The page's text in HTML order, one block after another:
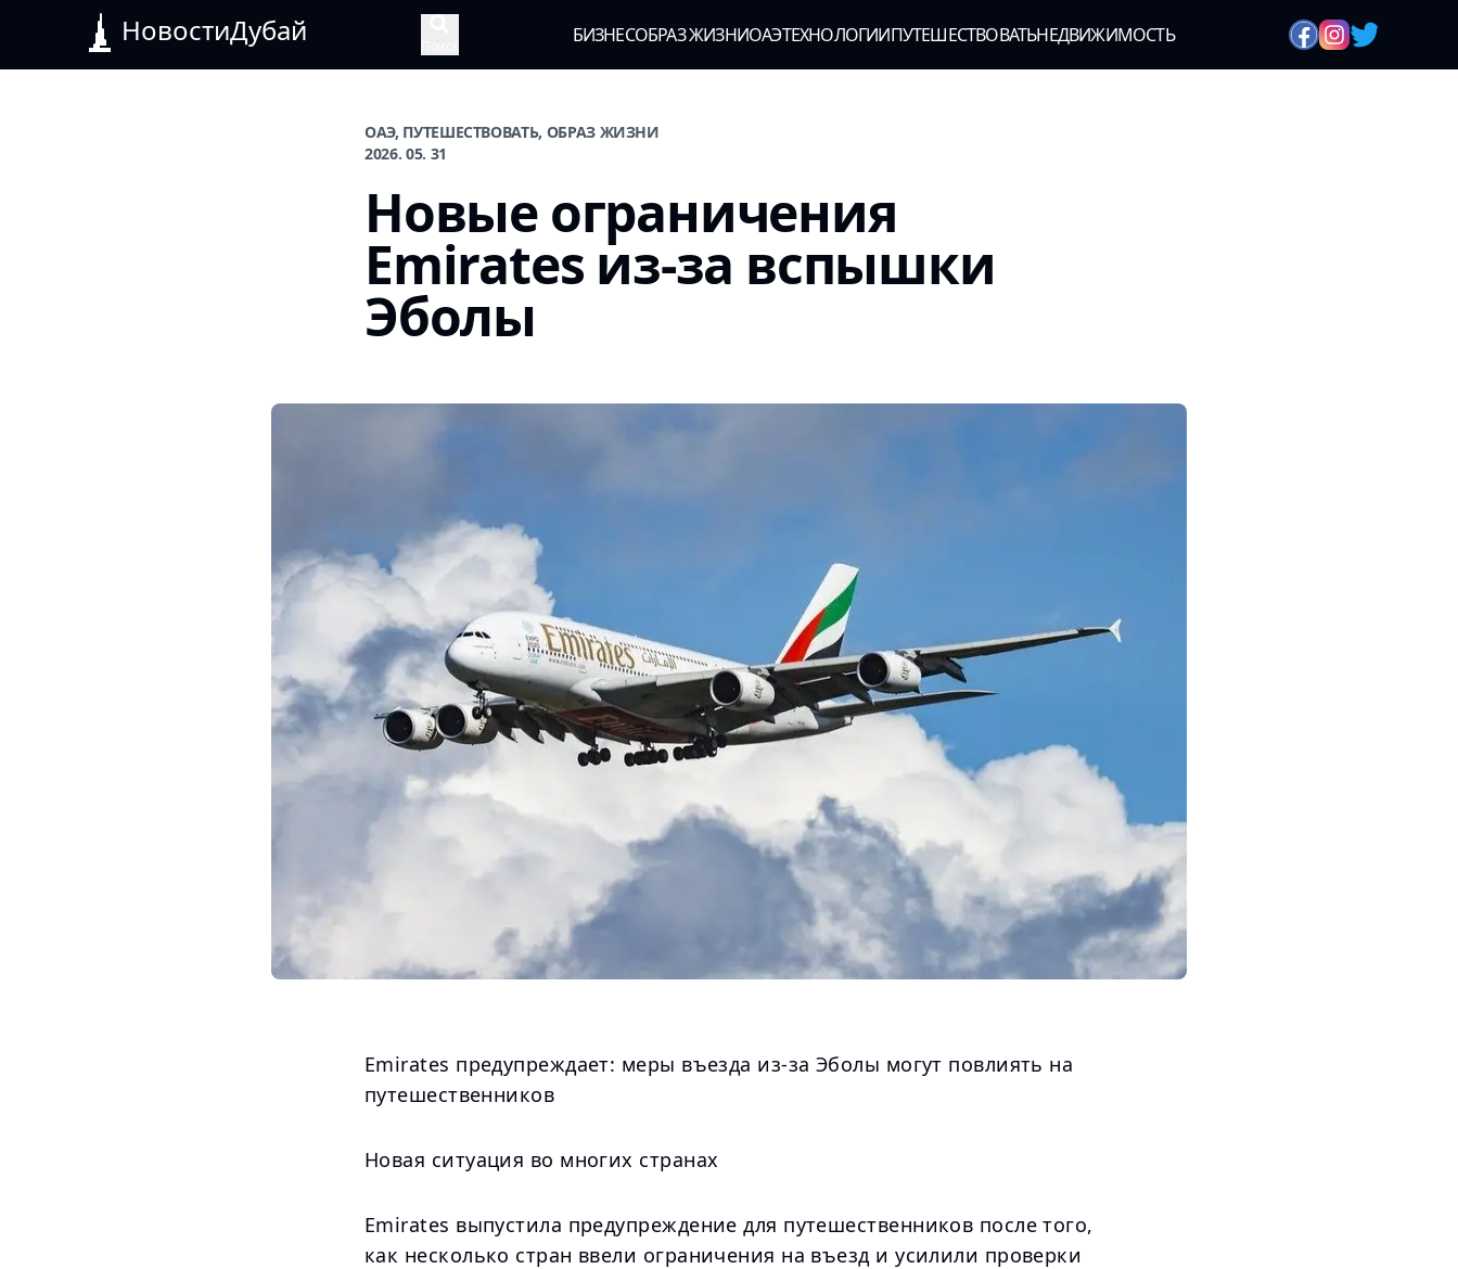
НовостиДубай БИЗНЕСОБРАЗ ЖИЗНИОАЭТЕХНОЛОГИИПУТЕШЕСТВОВАТЬНЕДВИЖИМОСТЬ
ОАЭ, ПУТЕШЕСТВОВАТЬ, ОБРАЗ ЖИЗНИ
2026. 05. 31
Новые ограничения
Emirates из-за вспышки
Эболы
Emirates предупреждает: меры въезда из-за Эболы могут повлиять на
путешественников
Новая ситуация во многих странах
Emirates выпустила предупреждение для путешественников после того,
как несколько стран ввели ограничения на въезд и усилили проверки